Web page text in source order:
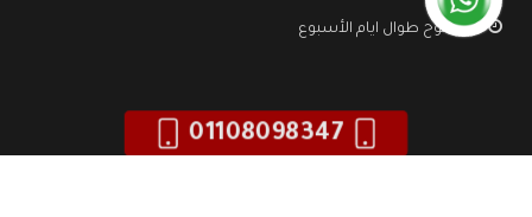
مفتوح طوال ايام الأسبوع
01108098347